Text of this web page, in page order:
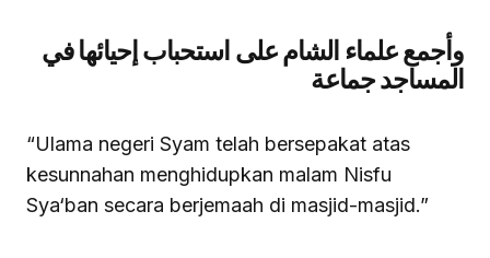
وأجمع علماء الشام على استحبابإحيائها في
المساجد جماعة
“Ulama negeri Syam telah bersepakat atas
kesunnahan menghidupkan malam Nisfu
Sya‘ban secara berjemaah di masjid-masjid.”